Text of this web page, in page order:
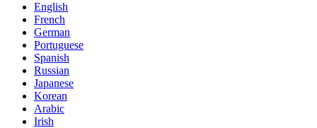
English
French
German
Portuguese
Spanish
Russian
Japanese
Korean
Arabic
Irish